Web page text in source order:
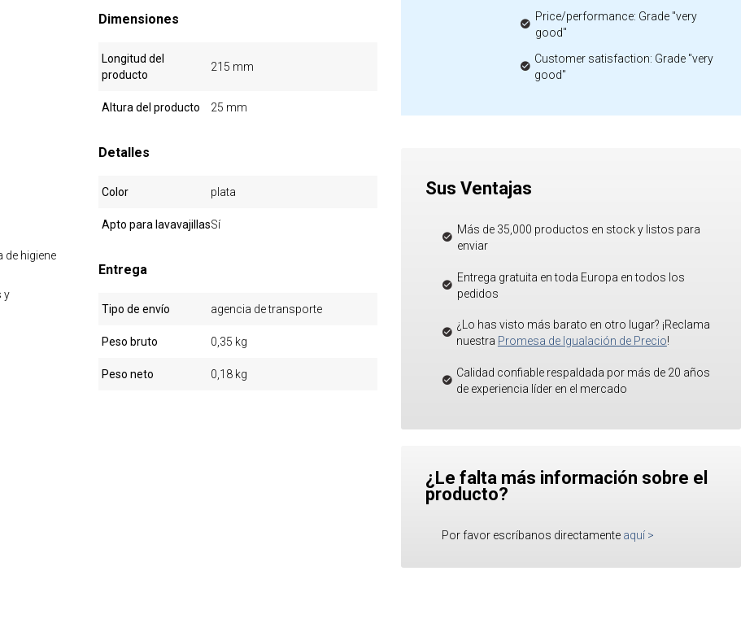
de higiene
y
Dimensiones
Longitud del
producto
215 mm
Altura del producto 25 mm
Detalles
Color plata
Apto para lavavajillasSí
Entrega
Tipo de envío agencia de transporte
Peso bruto 0,35 kg
Peso neto 0,18 kg
Price/performance: Grade "very
good"
Customer satisfaction: Grade "very
good"
Sus Ventajas
Más de 35,000 productos en stock y listos para
enviar
Entrega gratuita en toda Europa en todos los
pedidos
¿Lo has visto más barato en otro lugar? ¡Reclama
nuestra Promesa de Igualación de Precio!
Calidad confiable respaldada por más de 20 años
de experiencia líder en el mercado
¿Le falta más información sobre el
producto?
Por favor escríbanos directamente aquí >